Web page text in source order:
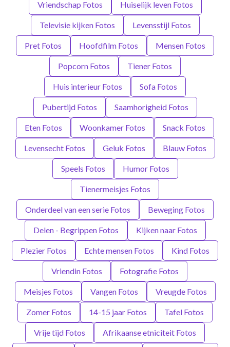
Vriendschap Fotos Huiselijk leven Fotos
Televisie kijken Fotos Levensstijl Fotos
Pret Fotos Hoofdfilm Fotos Mensen Fotos
Popcorn Fotos Tiener Fotos
Huis interieur Fotos Sofa Fotos
Pubertijd Fotos Saamhorigheid Fotos
Eten Fotos Woonkamer Fotos Snack Fotos
Levensecht Fotos Geluk Fotos Blauw Fotos
Speels Fotos Humor Fotos
Tienermeisjes Fotos
Onderdeel van een serie Fotos Beweging Fotos
Delen - Begrippen Fotos Kijken naar Fotos
Plezier Fotos Echte mensen Fotos Kind Fotos
Vriendin Fotos Fotografie Fotos
Meisjes Fotos Vangen Fotos Vreugde Fotos
Zomer Fotos 14-15 jaar Fotos Tafel Fotos
Vrije tijd Fotos Afrikaanse etniciteit Fotos